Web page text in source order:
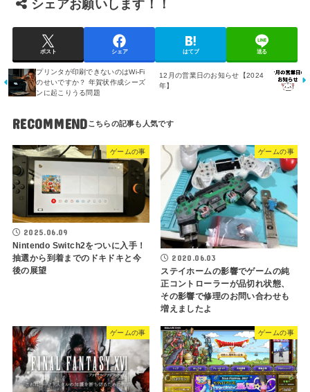
シェアお願いします！！
ポスト シェア はてブ 送る
12月の営業日のお知らせ【2024
年】
プリンタが印刷できないのはWi-Fi
のせいですか？ 年賀状作成シーズ
ンに起こりうる問題
RECOMMEND
ゲームの事
2025.06.09
Nintendo Switch2をついに入手！
抽選から到着までのドキドキと今
後の展望
ゲームの事
2020.06.03
ステイホームの影響でゲームの純
正コントローラーが品切れ状態、
その影響で修理のお問い合わせも
増えましたよ
ゲームの事 ゲームの事